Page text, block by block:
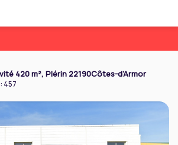
420 m², Plérin 22190Côtes-d'Armor
457